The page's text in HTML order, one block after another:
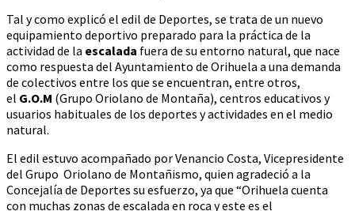
Tal y como explicó el edil de Deportes, se trata de un nuevo
equipamiento deportivo preparado para la práctica de la
actividad de la escalada fuera de su entorno natural, que nace
como respuesta del Ayuntamiento de Orihuela a una demanda
de colectivos entre los que se encuentran, entre otros,
el G.O.M (Grupo Oriolano de Montaña), centros educativos y
usuarios habituales de los deportes y actividades en el medio
natural.
El edil estuvo acompañado por Venancio Costa, Vicepresidente
del Grupo Oriolano de Montañismo, quien agradeció a la
Concejalía de Deportes su esfuerzo, ya que “Orihuela cuenta
con muchas zonas de escalada en roca y este es el